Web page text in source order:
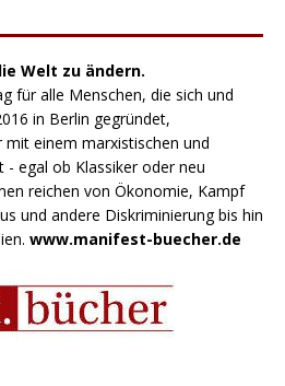
Welt zu ändern.
für alle Menschen, die sich und
in Berlin gegründet,
einem marxistischen und
egal ob Klassiker oder neu
reichen von Ökonomie, Kampf
und andere Diskriminierung bis hin
www.manifest-buecher.de